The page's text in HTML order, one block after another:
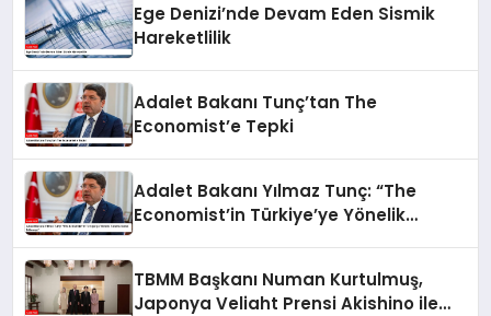
Ege Denizi’nde Devam Eden Sismik
Hareketlilik
Adalet Bakanı Tunç’tan The
Economist’e Tepki
Adalet Bakanı Yılmaz Tunç: “The
Economist’in Türkiye’ye Yönelik
TBMM Başkanı Numan Kurtulmuş,
Japonya Veliaht Prensi Akishino ile